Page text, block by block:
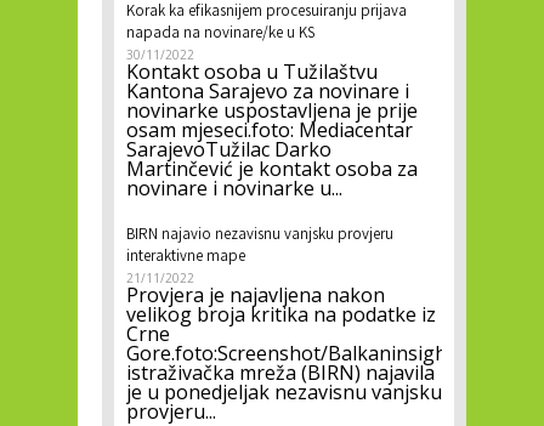
Korak ka efikasnijem procesuiranju prijava
napada na novinare/ke u KS
30/11/2022
Kontakt osoba u Tužilaštvu
Kantona Sarajevo za novinare i
novinarke uspostavljena je prije
osam mjeseci.foto: Mediacentar
SarajevoTužilac Darko
Martinčević je kontakt osoba za
novinare i novinarke u...
BIRN najavio nezavisnu vanjsku provjeru
interaktivne mape
21/11/2022
Provjera je najavljena nakon
velikog broja kritika na podatke iz
Crne
Gore.foto:Screenshot/
istraživačka mreža (BIRN) najavila
je u ponedjeljak nezavisnu vanjsku
provjeru...